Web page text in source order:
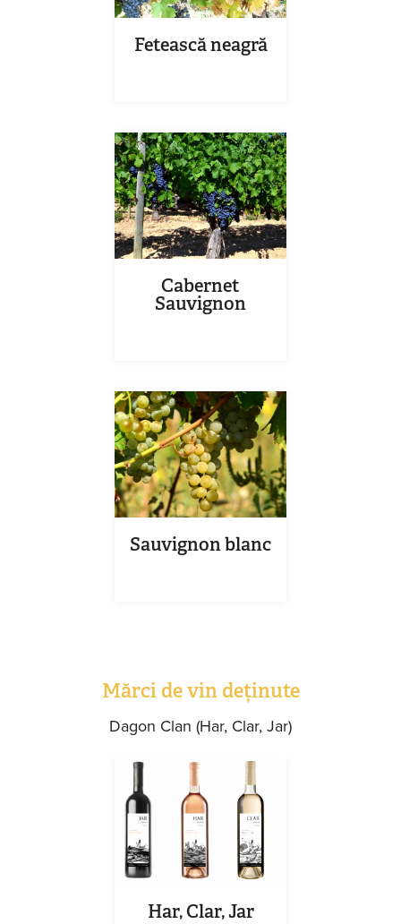
Fetească neagră
Cabernet
Sauvignon
Sauvignon blanc
Mărci de vin deținute
Dagon Clan (Har, Clar, Jar)
Har, Clar, Jar